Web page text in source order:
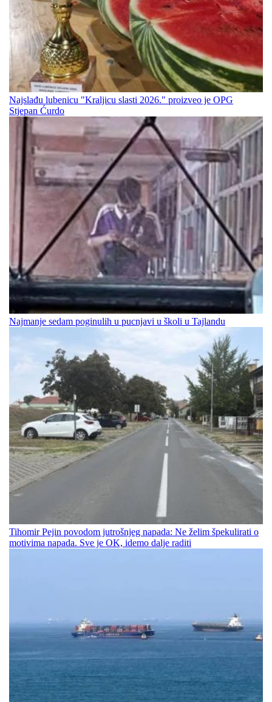
Najslađu lubenicu "Kraljicu slasti 2026." proizveo je OPG
Stjepan Ćurdo
Najmanje sedam poginulih u pucnjavi u školi u Tajlandu
Tihomir Pejin povodom jutrošnjeg napada: Ne želim špekulirati o
motivima napada. Sve je OK, idemo dalje raditi